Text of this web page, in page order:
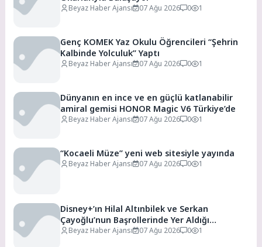
Beyaz Haber Ajansı 07 Ağu 2026 0 1
Genç KOMEK Yaz Okulu Öğrencileri “Şehrin
Kalbinde Yolculuk” Yaptı
Beyaz Haber Ajansı 07 Ağu 2026 0 1
Dünyanın en ince ve en güçlü katlanabilir
amiral gemisi HONOR Magic V6 Türkiye’de
Beyaz Haber Ajansı 07 Ağu 2026 0 1
“Kocaeli Müze” yeni web sitesiyle yayında
Beyaz Haber Ajansı 07 Ağu 2026 0 1
Disney+’ın Hilal Altınbilek ve Serkan
Çayoğlu’nun Başrollerinde Yer Aldığı
“Öngörü” Filminin Teaser Afişleri ve Merak
Beyaz Haber Ajansı 07 Ağu 2026 0 1